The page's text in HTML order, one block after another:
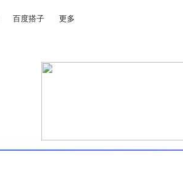
百度搭子 更多